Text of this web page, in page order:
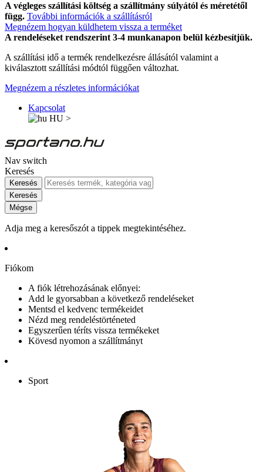
A végleges szállítási költség a szállítmány súlyától és méretétől
függ. További információk a szállításról
Megnézem hogyan küldhetem vissza a terméket
A rendeléseket rendszerint 3-4 munkanapon belül kézbesítjük.
A szállítási idő a termék rendelkezésre állásától valamint a
kiválasztott szállítási módtól függően változhat.
Megnézem a részletes információkat
Kapcsolat
HU >
Nav switch
Keresés
Keresés
Keresés
Mégse
Adja meg a keresőszót a tippek megtekintéséhez.
Fiókom
A fiók létrehozásának előnyei:
Add le gyorsabban a következő rendeléseket
Mentsd el kedvenc termékeidet
Nézd meg rendeléstörténeted
Egyszerűen téríts vissza termékeket
Kövesd nyomon a szállítmányt
Sport